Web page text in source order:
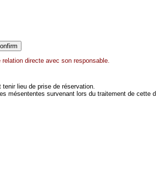
directe avec son responsable.
lieu de prise de réservation.
mésententes survenant lors du traitement de cette